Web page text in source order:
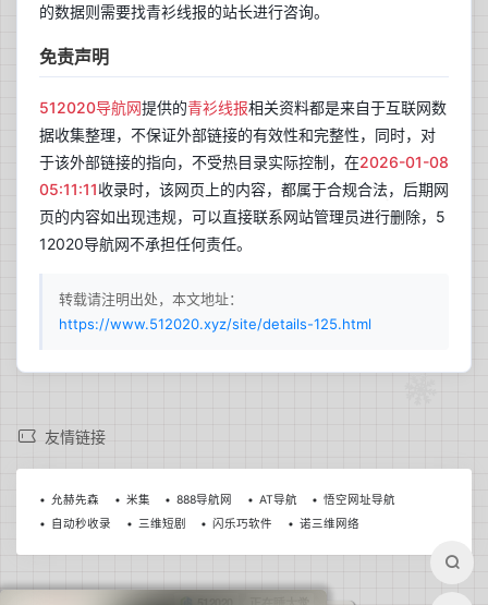
的数据则需要找青衫线报的站长进行咨询。
免责声明
512020导航网提供的青衫线报相关资料都是来自于互联网数
据收集整理，不保证外部链接的有效性和完整性，同时，对
于该外部链接的指向，不受热目录实际控制，在2026-01-08
05:11:11收录时，该网页上的内容，都属于合规合法，后期网
页的内容如出现违规，可以直接联系网站管理员进行删除，5
12020导航网不承担任何责任。
转载请注明出处，本文地址：
https://www.512020.xyz/site/details-125.html
友情链接
允赫先森 米集 888导航网 AT导航
悟空网址导航
自动秒收录
三维短剧 闪乐巧软件 诺三维网络
29
今日日出 今日日落